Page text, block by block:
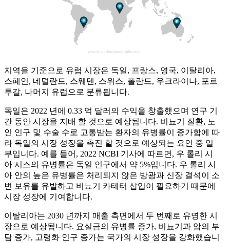
지역을 기준으로 유럽 시장은 독일, 프랑스, ​​영국, 이탈리아,
스페인, 네덜란드, 스웨덴, 스위스, 폴란드, 우크라이나, 포르
투갈, 나머지 유럽으로 분류됩니다.
독일은 2022 년에 0.33 억 달러의 수익을 창출했으며 연구 기
간 동안 시장을 지배 할 것으로 예상됩니다. 비뇨기 질환, 노
인 인구 및 수술 수로 고통받는 환자의 유병률이 증가함에 따
라 독일의 시장 성장을 촉진 할 것으로 예상되는 요인 중 일
부입니다. 예를 들어, 2022 NCBI 기사에 따르면, 우 롤리 시
아 시스의 유병률은 독일 인구에서 약 5%입니다. 우 롤리 시
아 안의 높은 유병률은 처리되지 않은 방광과 신장 결석이 소
변 보유를 유발하고 비뇨기 카테터 삽입이 필요하기 때문에
시장 성장에 기여합니다.
이탈리아는 2030 년까지 매출 측면에서 두 번째로 유명한 시
장으로 예상됩니다. 요실금의 유병률 증가, 비뇨기과 암의 부
담 증가, 고령화 인구 증가는 국가의 시장 성장을 강화했습니